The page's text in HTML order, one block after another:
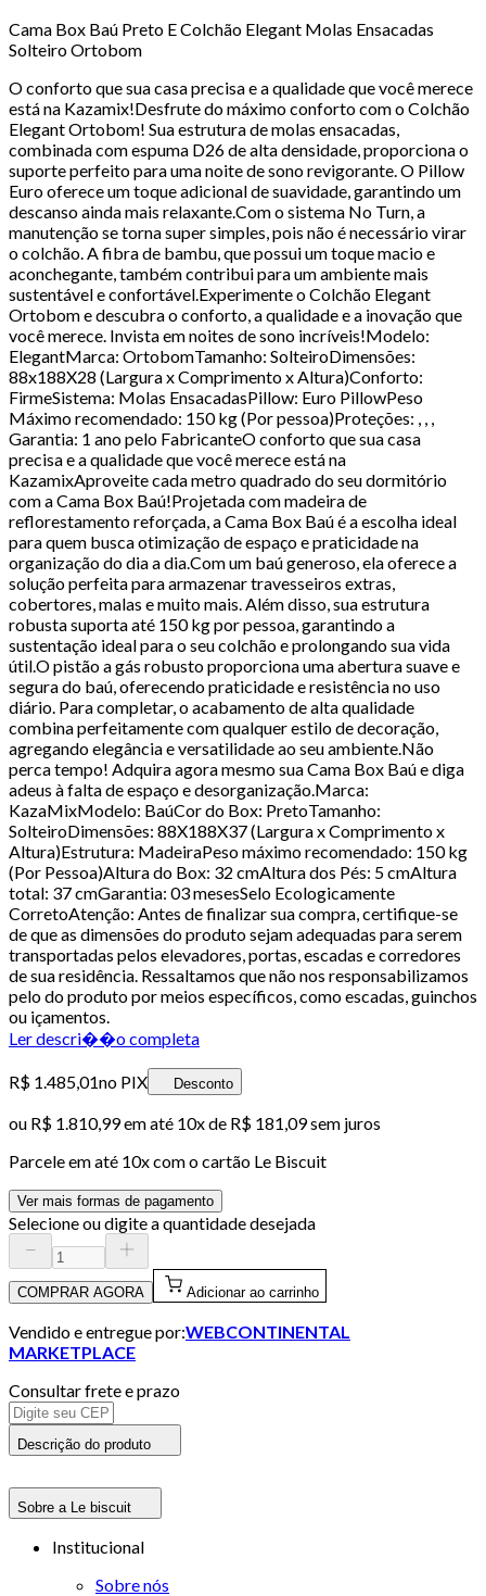
Cama Box Baú Preto E Colchão Elegant Molas Ensacadas
Solteiro Ortobom
O conforto que sua casa precisa e a qualidade que você merece
está na Kazamix!Desfrute do máximo conforto com o Colchão
Elegant Ortobom! Sua estrutura de molas ensacadas,
combinada com espuma D26 de alta densidade, proporciona o
suporte perfeito para uma noite de sono revigorante. O Pillow
Euro oferece um toque adicional de suavidade, garantindo um
descanso ainda mais relaxante.Com o sistema No Turn, a
manutenção se torna super simples, pois não é necessário virar
o colchão. A fibra de bambu, que possui um toque macio e
aconchegante, também contribui para um ambiente mais
sustentável e confortável.Experimente o Colchão Elegant
Ortobom e descubra o conforto, a qualidade e a inovação que
você merece. Invista em noites de sono incríveis!Modelo:
ElegantMarca: OrtobomTamanho: SolteiroDimensões:
88x188X28 (Largura x Comprimento x Altura)Conforto:
FirmeSistema: Molas EnsacadasPillow: Euro PillowPeso
Máximo recomendado: 150 kg (Por pessoa)Proteções: , , ,
Garantia: 1 ano pelo FabricanteO conforto que sua casa
precisa e a qualidade que você merece está na
KazamixAproveite cada metro quadrado do seu dormitório
com a Cama Box Baú!Projetada com madeira de
reflorestamento reforçada, a Cama Box Baú é a escolha ideal
para quem busca otimização de espaço e praticidade na
organização do dia a dia.Com um baú generoso, ela oferece a
solução perfeita para armazenar travesseiros extras,
cobertores, malas e muito mais. Além disso, sua estrutura
robusta suporta até 150 kg por pessoa, garantindo a
sustentação ideal para o seu colchão e prolongando sua vida
útil.O pistão a gás robusto proporciona uma abertura suave e
segura do baú, oferecendo praticidade e resistência no uso
diário. Para completar, o acabamento de alta qualidade
combina perfeitamente com qualquer estilo de decoração,
agregando elegância e versatilidade ao seu ambiente.Não
perca tempo! Adquira agora mesmo sua Cama Box Baú e diga
adeus à falta de espaço e desorganização.Marca:
KazaMixModelo: BaúCor do Box: PretoTamanho:
SolteiroDimensões: 88X188X37 (Largura x Comprimento x
Altura)Estrutura: MadeiraPeso máximo recomendado: 150 kg
(Por Pessoa)Altura do Box: 32 cmAltura dos Pés: 5 cmAltura
total: 37 cmGarantia: 03 mesesSelo Ecologicamente
CorretoAtenção: Antes de finalizar sua compra, certifique-se
de que as dimensões do produto sejam adequadas para serem
transportadas pelos elevadores, portas, escadas e corredores
de sua residência. Ressaltamos que não nos responsabilizamos
pelo do produto por meios específicos, como escadas, guinchos
ou içamentos.
Ler descri��o completa
R$ 1.485,01no PIX Desconto
ou R$ 1.810,99em até 10x de R$ 181,09 sem juros
Parcele em até 10x com o cartão Le Biscuit
Ver mais formas de pagamento
Selecione ou digite a quantidade desejada
COMPRAR AGORA Adicionar ao carrinho
Vendido e entregue por:WEBCONTINENTAL
MARKETPLACE
Consultar frete e prazo
Descrição do produto
Sobre a Le biscuit
Institucional
Sobre nós